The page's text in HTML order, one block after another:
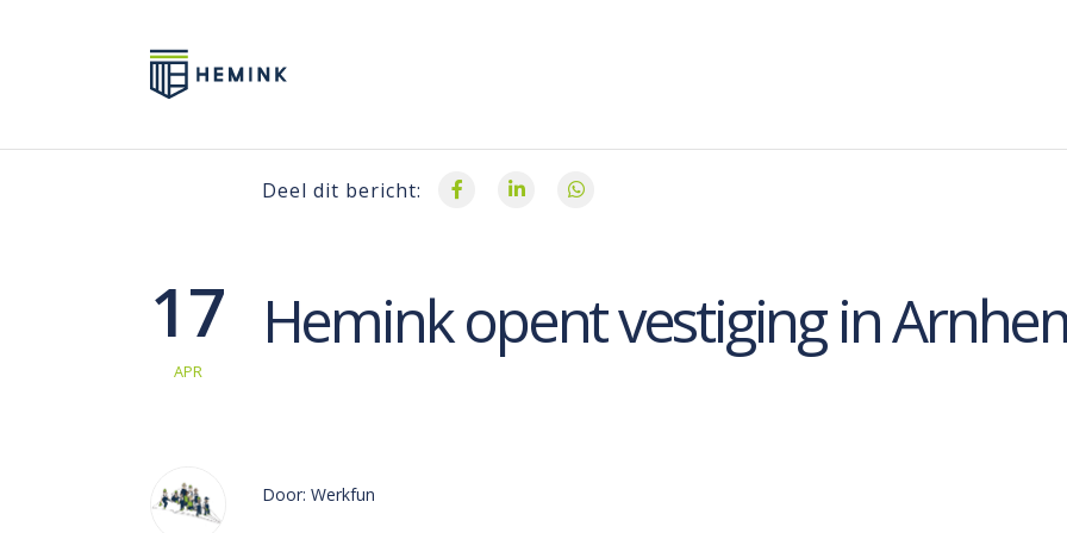
Deel dit bericht:
17
APR
Hemink opent vestiging in
Door: Werkfun